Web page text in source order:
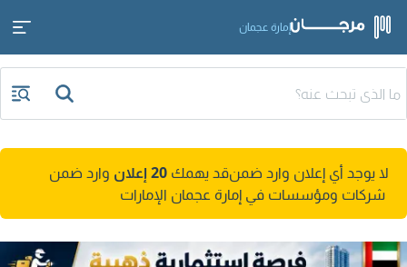
إمارة عجمان
لا يوجد أي إعلان وارد ضمنقد يهمك 20 إعلان
وارد ضمن
شركات ومؤسسات في إمارة عجمان الإمارات